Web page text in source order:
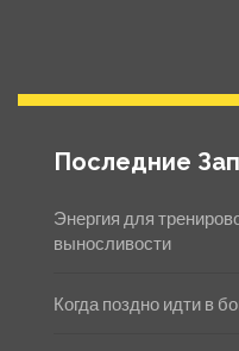
Последние
Энергия для
выносливости
Когда поздно идти в